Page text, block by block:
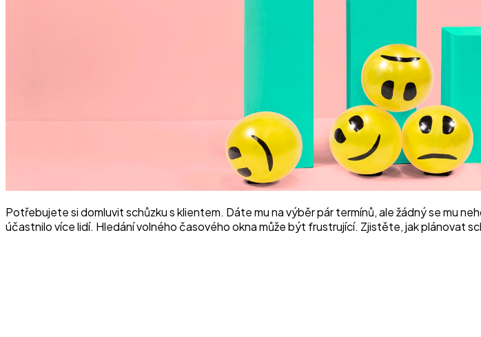
Potřebujete si domluvit schůzku s klientem. Dáte mu na výběr pár termínů, ale žádný se mu
účastnilo více lidí. Hledání volného časového okna může být frustrující. Zjistěte, jak plánovat